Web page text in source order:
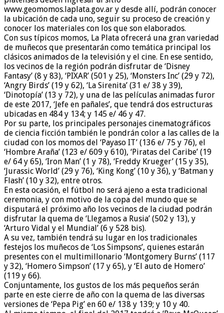
www.geomomos.laplata.gov.ar y desde allí, podrán conocer
la ubicación de cada uno, seguir su proceso de creación y
conocer los materiales con los que son elaborados.
Con sus típicos momos, La Plata ofrecerá una gran variedad
de muñecos que presentarán como temática principal los
clásicos animados de la televisión y el cine. En ese sentido,
los vecinos de la región podrán disfrutar de ‘Disney
Fantasy’ (8 y 83), ‘PIXAR’ (501 y 25), ‘Monsters Inc’ (29 y 72),
‘Angry Birds’ (19 y 62), ‘La Sirenita’ (31 e/ 38 y 39),
‘Dinotopía’ (13 y 72), y una de las películas animadas furor
de este 2017, ‘Jefe en pañales’, que tendrá dos estructuras
ubicadas en 484 y 134; y 145 e/ 46 y 47.
Por su parte, los principales personajes cinematográficos
de ciencia ficción también le pondrán color a las calles de la
ciudad con los momos del ‘Payaso IT’ (136 e/ 75 y 76), el
‘Hombre Araña’ (123 e/ 609 y 610), ‘Piratas del Caribe’ (19
e/ 64 y 65), ‘Iron Man’ (1 y 78), ‘Freddy Krueger’ (15 y 35),
‘Jurassic World’ (29 y 76), ‘King Kong’ (10 y 36), y ‘Batman y
Flash’ (10 y 32), entre otros.
En esta ocasión, el fútbol no será ajeno a esta tradicional
ceremonia, y con motivo de la copa del mundo que se
disputará el próximo año los vecinos de la ciudad podrán
disfrutar la quema de ‘Llegamos a Rusia’ (502 y 13), y
‘Arturo Vidal y el Mundial’ (6 y 528 bis).
A su vez, también tendrá su lugar en los tradicionales
festejos los muñecos de ‘Los Simpsons’, quienes estarán
presentes con el multimillonario ‘Montgomery Burns’ (117
y 32), ‘Homero Simpson’ (17 y 65), y ‘El auto de Homero’
(119 y 66).
Conjuntamente, los gustos de los más pequeños serán
parte en este cierre de año con la quema de las diversas
versiones de ‘Pepa Pig’ en 60 e/ 138 y 139; y 10 y 40.